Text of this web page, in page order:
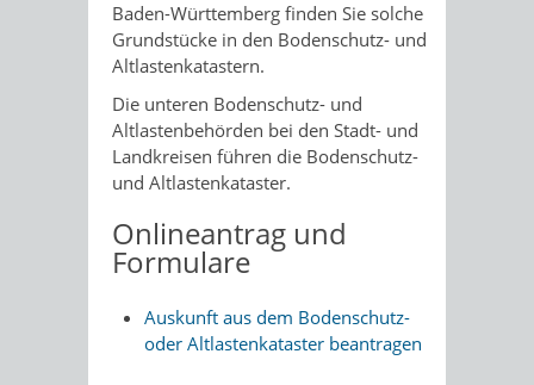
Baden-Württemberg finden Sie solche
Grundstücke in den Bodenschutz- und
Altlastenkatastern.
Die unteren Bodenschutz- und
Altlastenbehörden bei den Stadt- und
Landkreisen führen die Bodenschutz-
und Altlastenkataster.
Onlineantrag und
Formulare
Auskunft aus dem Bodenschutz-
oder Altlastenkataster beantragen